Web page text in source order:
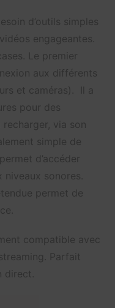
d’outils simples
engageantes.
Le premier
aux différents
et caméras). Il a
pour des
via son
simple de
d’accéder
niveaux sonores.
permet de
compatible avec
Parfait
direct.